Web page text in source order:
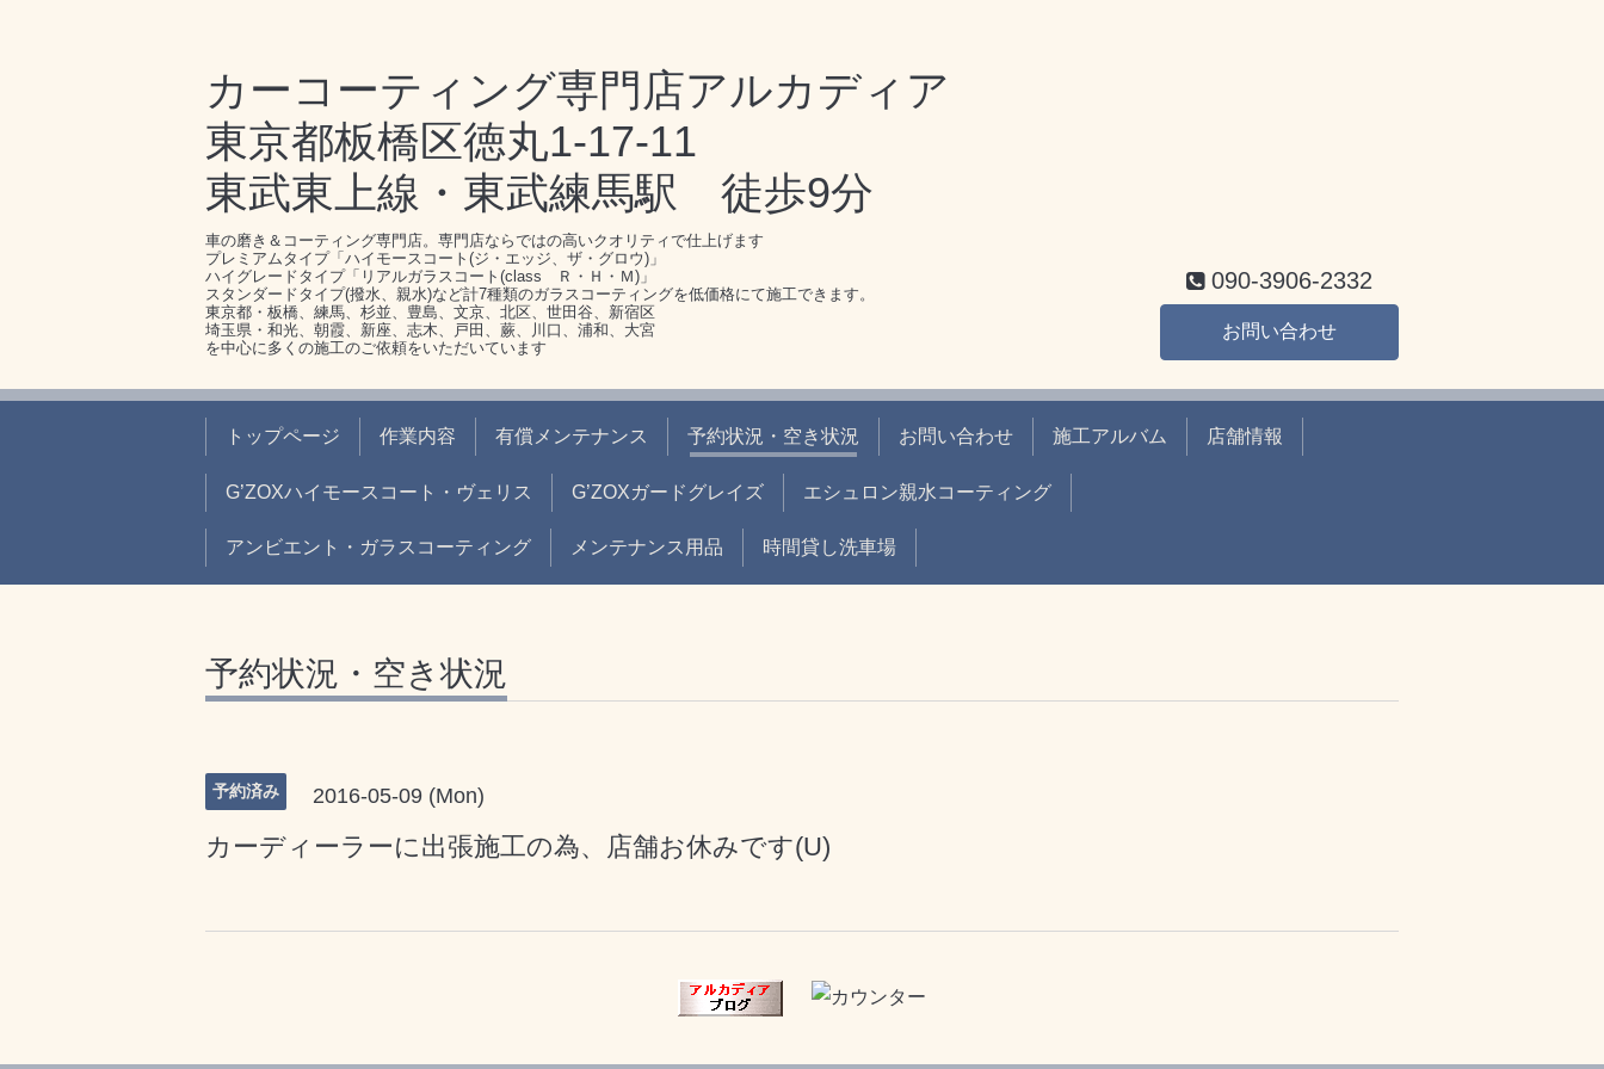
カーコーティング専門店アルカディア
東京都板橋区徳丸1-17-11
東武東上線・東武練馬駅 徒歩9分
車の磨き＆コーティング専門店。専門店ならではの高いクオリティで仕上げます
プレミアムタイプ「ハイモースコート(ジ・エッジ、ザ・グロウ)」
ハイグレードタイプ「リアルガラスコート(class Ｒ・Ｈ・Ｍ)」
スタンダードタイプ(撥水、親水)など計7種類のガラスコーティングを低価格にて施工できます。
東京都・板橋、練馬、杉並、豊島、文京、北区、世田谷、新宿区
埼玉県・和光、朝霞、新座、志木、戸田、蕨、川口、浦和、大宮
を中心に多くの施工のご依頼をいただいています
090-3906-2332
お問い合わせ
トップページ 作業内容 有償メンテナンス 予約状況・空き状況 お問い合わせ 施工アルバム 店舗情報
G’ZOXハイモースコート・ヴェリス G’ZOXガードグレイズ エシュロン親水コーティング
アンビエント・ガラスコーティング メンテナンス用品 時間貸し洗車場
予約状況・空き状況
予約済み 2016-05-09 (Mon)
カーディーラーに出張施工の為、店舗お休みです(U)